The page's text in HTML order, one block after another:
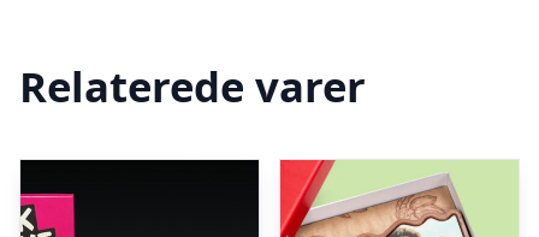
Relaterede varer